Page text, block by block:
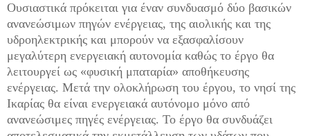
Ουσιαστικά πρόκειται για έναν συνδυασμό δύο βασικών
ανανεώσιμων πηγών ενέργειας, της αιολικής και της
υδροηλεκτρικής και μπορούν να εξασφαλίσουν
μεγαλύτερη ενεργειακή αυτονομία καθώς το έργο θα
λειτουργεί ως «φυσική μπαταρία» αποθήκευσης
ενέργειας. Μετά την ολοκλήρωση του έργου, το νησί της
Ικαρίας θα είναι ενεργειακά αυτόνομο μόνο από
ανανεώσιμες πηγές ενέργειας. Το έργο θα συνδυάζει